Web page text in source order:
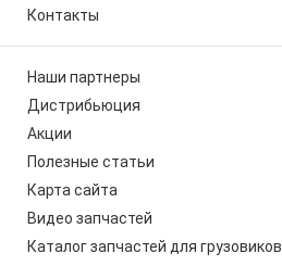
Контакты
Наши партнеры
Дистрибьюция
Акции
Полезные статьи
Карта сайта
Видео запчастей
Каталог запчастей для грузовиков